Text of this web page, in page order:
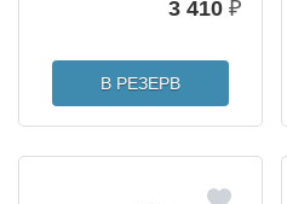
3 410 ₽
В РЕЗЕРВ